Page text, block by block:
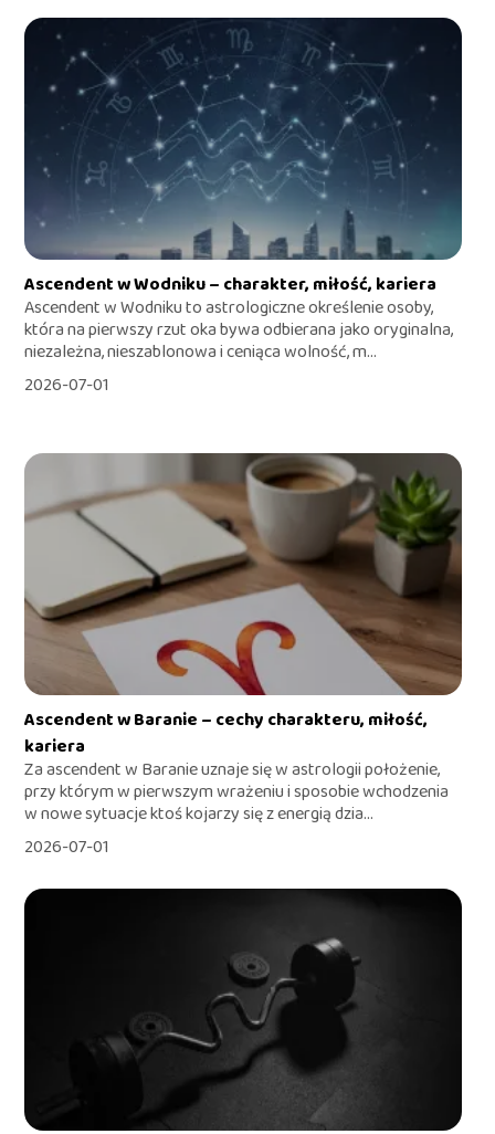
Ascendent w Wodniku – charakter, miłość, kariera
Ascendent w Wodniku to astrologiczne określenie osoby,
która na pierwszy rzut oka bywa odbierana jako oryginalna,
niezależna, nieszablonowa i ceniąca wolność, m...
2026-07-01
Ascendent w Baranie – cechy charakteru, miłość,
kariera
Za ascendent w Baranie uznaje się w astrologii położenie,
przy którym w pierwszym wrażeniu i sposobie wchodzenia
w nowe sytuacje ktoś kojarzy się z energią dzia...
2026-07-01